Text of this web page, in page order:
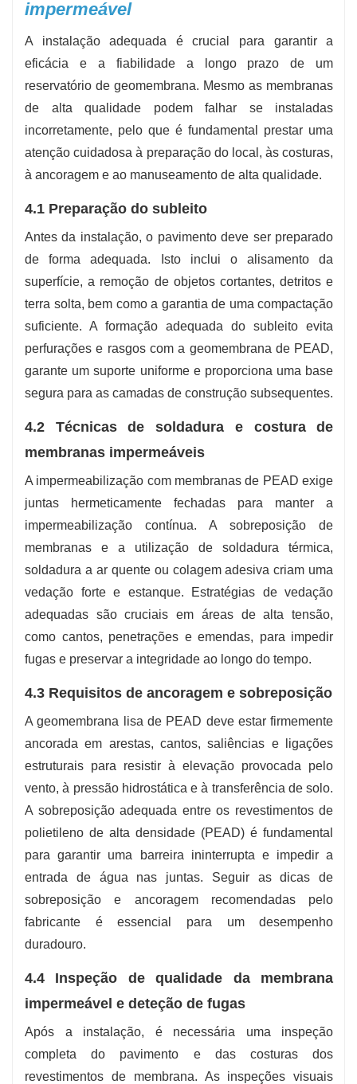
impermeável
A instalação adequada é crucial para garantir a
eficácia e a fiabilidade a longo prazo de um
reservatório de geomembrana. Mesmo as membranas
de alta qualidade podem falhar se instaladas
incorretamente, pelo que é fundamental prestar uma
atenção cuidadosa à preparação do local, às costuras,
à ancoragem e ao manuseamento de alta qualidade.
4.1 Preparação do subleito
Antes da instalação, o pavimento deve ser preparado
de forma adequada. Isto inclui o alisamento da
superfície, a remoção de objetos cortantes, detritos e
terra solta, bem como a garantia de uma compactação
suficiente. A formação adequada do subleito evita
perfurações e rasgos com a geomembrana de PEAD,
garante um suporte uniforme e proporciona uma base
segura para as camadas de construção subsequentes.
4.2 Técnicas de soldadura e costura de
membranas impermeáveis
A impermeabilização com membranas de PEAD exige
juntas hermeticamente fechadas para manter a
impermeabilização contínua. A sobreposição de
membranas e a utilização de soldadura térmica,
soldadura a ar quente ou colagem adesiva criam uma
vedação forte e estanque. Estratégias de vedação
adequadas são cruciais em áreas de alta tensão,
como cantos, penetrações e emendas, para impedir
fugas e preservar a integridade ao longo do tempo.
4.3 Requisitos de ancoragem e sobreposição
A geomembrana lisa de PEAD deve estar firmemente
ancorada em arestas, cantos, saliências e ligações
estruturais para resistir à elevação provocada pelo
vento, à pressão hidrostática e à transferência de solo.
A sobreposição adequada entre os revestimentos de
polietileno de alta densidade (PEAD) é fundamental
para garantir uma barreira ininterrupta e impedir a
entrada de água nas juntas. Seguir as dicas de
sobreposição e ancoragem recomendadas pelo
fabricante é essencial para um desempenho
duradouro.
4.4 Inspeção de qualidade da membrana
impermeável e deteção de fugas
Após a instalação, é necessária uma inspeção
completa do pavimento e das costuras dos
revestimentos de membrana. As inspeções visuais